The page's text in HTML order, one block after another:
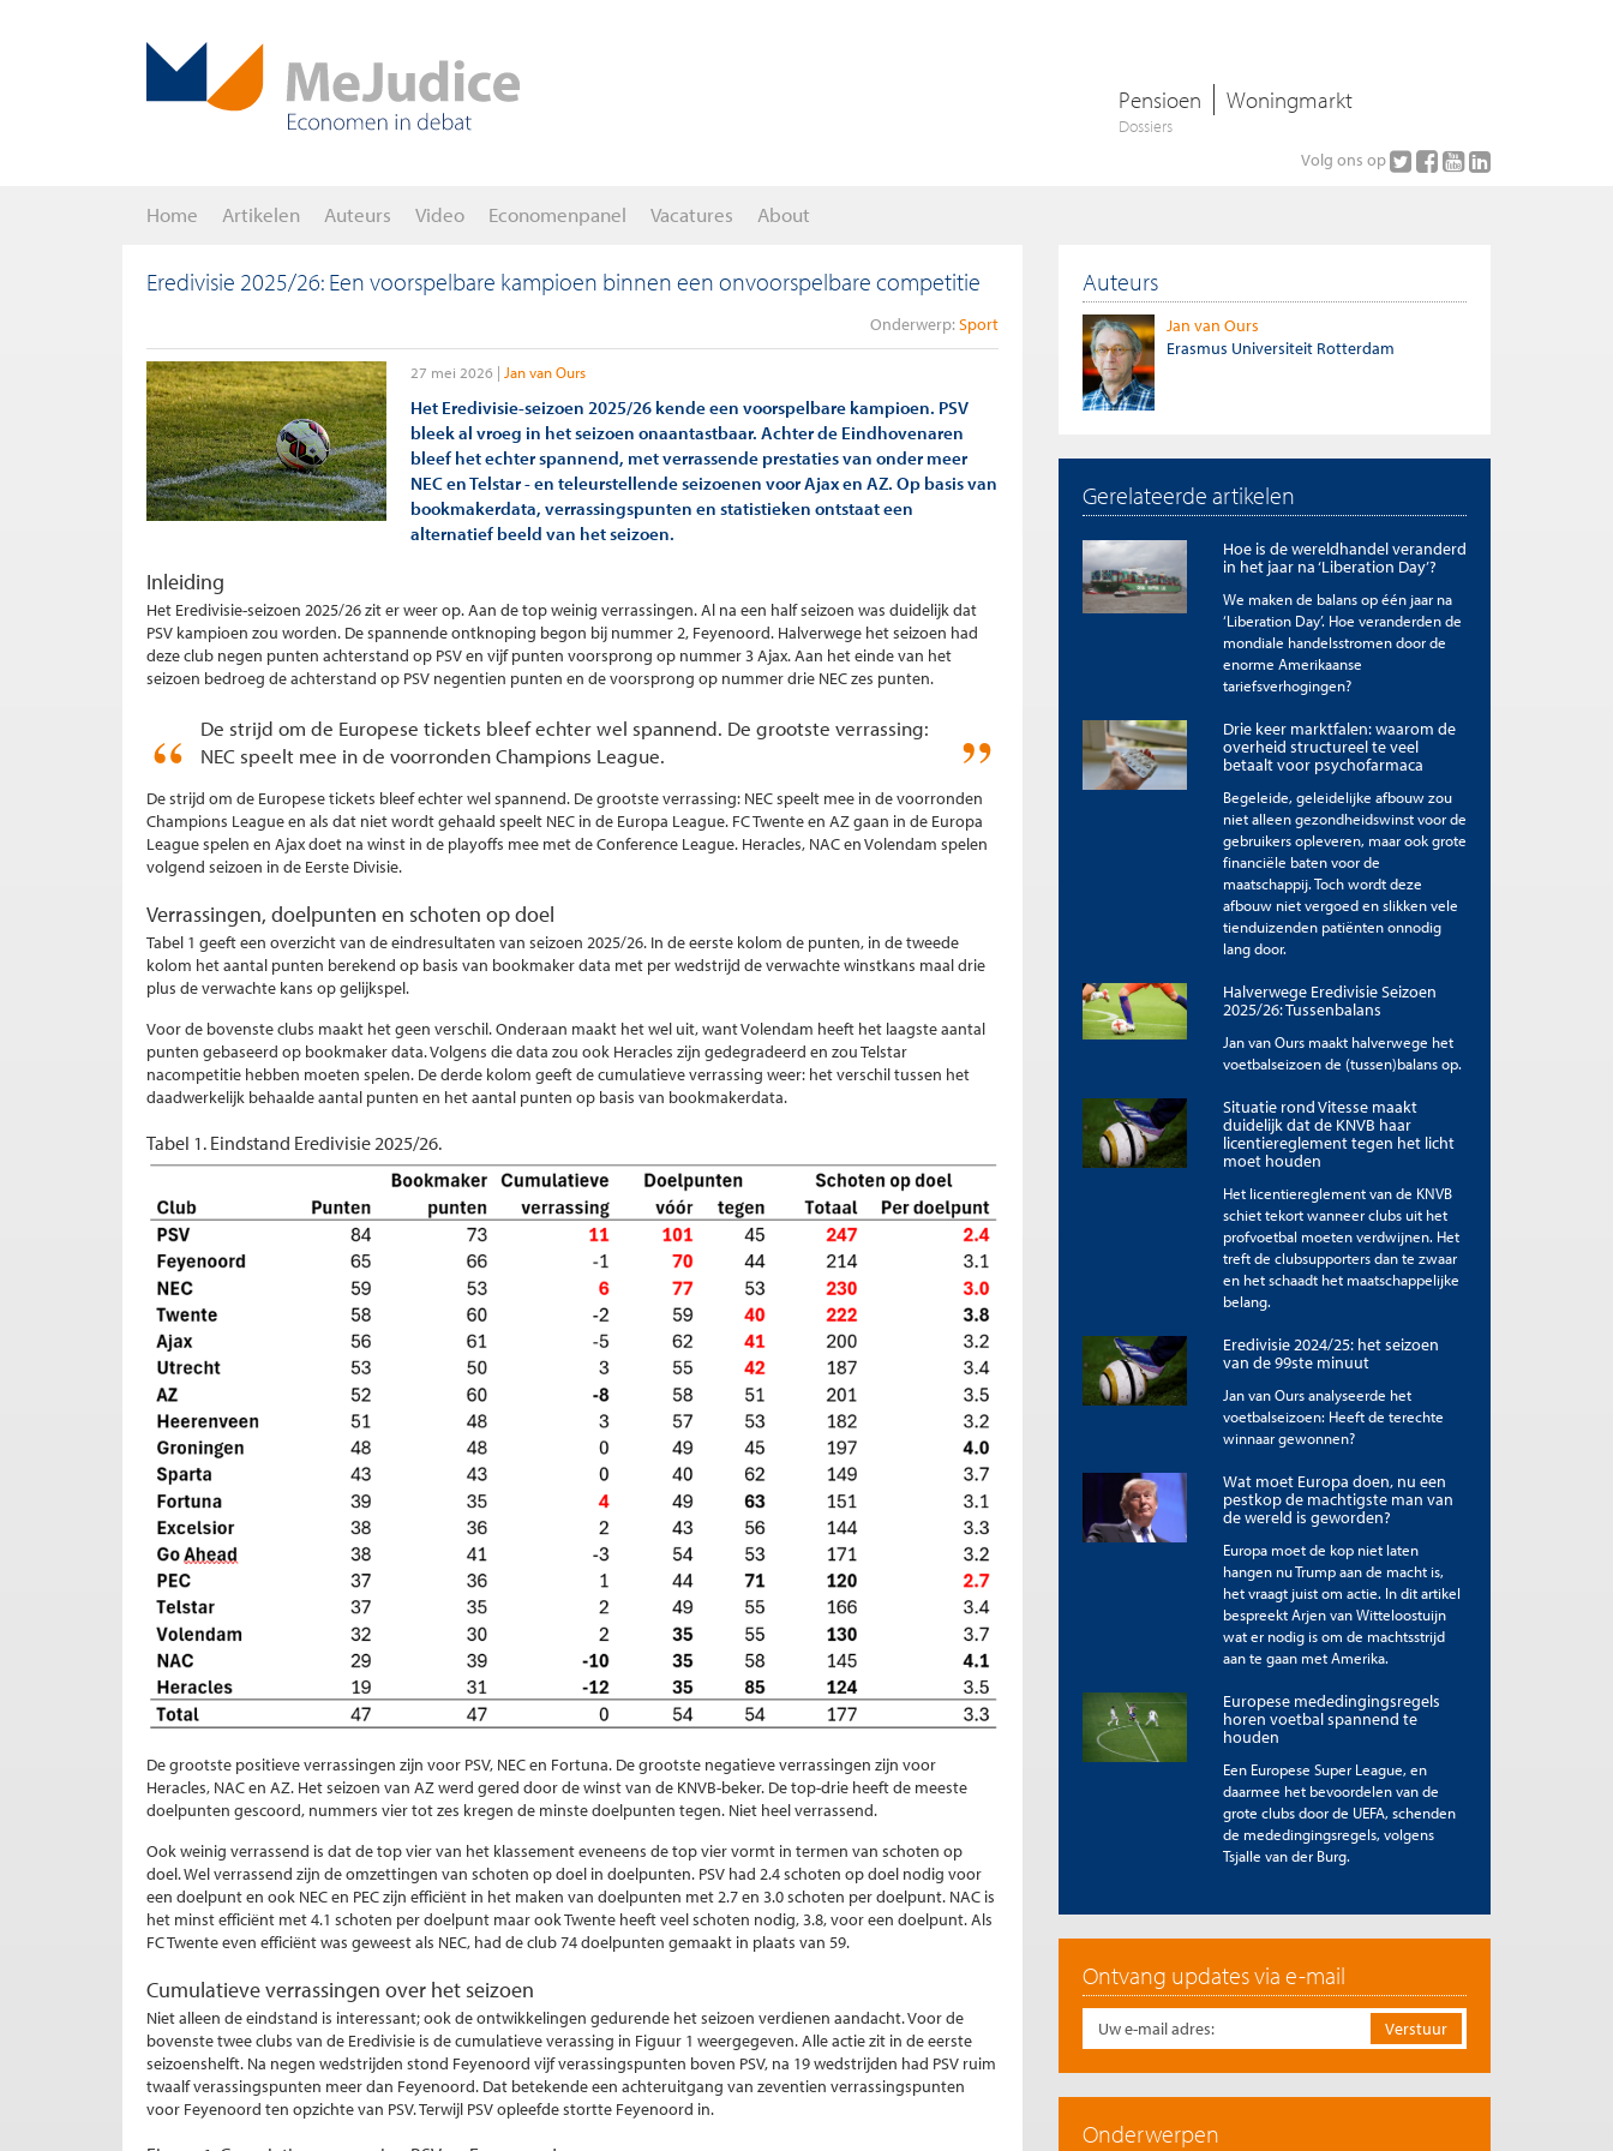
Pensioen Woningmarkt
Dossiers
Volg ons op
Home Artikelen Auteurs Video Economenpanel Vacatures About
Eredivisie 2025/26: Een voorspelbare kampioen binnen een onvoorspelbare competitie
Onderwerp: Sport
27 mei 2026 Jan van Ours
Het Eredivisie-seizoen 2025/26 kende een voorspelbare kampioen. PSV
bleek al vroeg in het seizoen onaantastbaar. Achter de Eindhovenaren
bleef het echter spannend, met verrassende prestaties van onder meer
NEC en Telstar - en teleurstellende seizoenen voor Ajax en AZ. Op basis van
bookmakerdata, verrassingspunten en statistieken ontstaat een
alternatief beeld van het seizoen.
Inleiding
Het Eredivisie-seizoen 2025/26 zit er weer op. Aan de top weinig verrassingen. Al na een half seizoen was duidelijk dat
PSV kampioen zou worden. De spannende ontknoping begon bij nummer 2, Feyenoord. Halverwege het seizoen had
deze club negen punten achterstand op PSV en vijf punten voorsprong op nummer 3 Ajax. Aan het einde van het
seizoen bedroeg de achterstand op PSV negentien punten en de voorsprong op nummer drie NEC zes punten.
De strijd om de Europese tickets bleef echter wel spannend. De grootste verrassing:
NEC speelt mee in de voorronden Champions League.
De strijd om de Europese tickets bleef echter wel spannend. De grootste verrassing: NEC speelt mee in de voorronden
Champions League en als dat niet wordt gehaald speelt NEC in de Europa League. FC Twente en AZ gaan in de Europa
League spelen en Ajax doet na winst in de playoffs mee met de Conference League. Heracles, NAC en Volendam spelen
volgend seizoen in de Eerste Divisie.
Verrassingen, doelpunten en schoten op doel
Tabel 1 geeft een overzicht van de eindresultaten van seizoen 2025/26. In de eerste kolom de punten, in de tweede
kolom het aantal punten berekend op basis van bookmaker data met per wedstrijd de verwachte winstkans maal drie
plus de verwachte kans op gelijkspel.
Voor de bovenste clubs maakt het geen verschil. Onderaan maakt het wel uit, want Volendam heeft het laagste aantal
punten gebaseerd op bookmaker data. Volgens die data zou ook Heracles zijn gedegradeerd en zou Telstar
nacompetitie hebben moeten spelen. De derde kolom geeft de cumulatieve verrassing weer: het verschil tussen het
daadwerkelijk behaalde aantal punten en het aantal punten op basis van bookmakerdata.
Tabel 1. Eindstand Eredivisie 2025/26.
De grootste positieve verrassingen zijn voor PSV, NEC en Fortuna. De grootste negatieve verrassingen zijn voor
Heracles, NAC en AZ. Het seizoen van AZ werd gered door de winst van de KNVB-beker. De top-drie heeft de meeste
doelpunten gescoord, nummers vier tot zes kregen de minste doelpunten tegen. Niet heel verrassend.
Ook weinig verrassend is dat de top vier van het klassement eveneens de top vier vormt in termen van schoten op
doel. Wel verrassend zijn de omzettingen van schoten op doel in doelpunten. PSV had 2.4 schoten op doel nodig voor
een doelpunt en ook NEC en PEC zijn efficiënt in het maken van doelpunten met 2.7 en 3.0 schoten per doelpunt. NAC is
het minst efficiënt met 4.1 schoten per doelpunt maar ook Twente heeft veel schoten nodig, 3.8, voor een doelpunt. Als
FC Twente even efficiënt was geweest als NEC, had de club 74 doelpunten gemaakt in plaats van 59.
Cumulatieve verrassingen over het seizoen
Niet alleen de eindstand is interessant; ook de ontwikkelingen gedurende het seizoen verdienen aandacht. Voor de
bovenste twee clubs van de Eredivisie is de cumulatieve verassing in Figuur 1 weergegeven. Alle actie zit in de eerste
seizoenshelft. Na negen wedstrijden stond Feyenoord vijf verassingspunten boven PSV, na 19 wedstrijden had PSV ruim
twaalf verassingspunten meer dan Feyenoord. Dat betekende een achteruitgang van zeventien verrassingspunten
voor Feyenoord ten opzichte van PSV. Terwijl PSV opleefde stortte Feyenoord in.
Auteurs
Jan van Ours
Erasmus Universiteit Rotterdam
Gerelateerde artikelen
Hoe is de wereldhandel veranderd
in het jaar na ‘Liberation Day’?
We maken de balans op één jaar na
‘Liberation Day’. Hoe veranderden de
mondiale handelsstromen door de
enorme Amerikaanse
tariefsverhogingen?
Drie keer marktfalen: waarom de
overheid structureel te veel
betaalt voor psychofarmaca
Begeleide, geleidelijke afbouw zou
niet alleen gezondheidswinst voor de
gebruikers opleveren, maar ook grote
financiële baten voor de
maatschappij. Toch wordt deze
afbouw niet vergoed en slikken vele
tienduizenden patiënten onnodig
lang door.
Halverwege Eredivisie Seizoen
2025/26: Tussenbalans
Jan van Ours maakt halverwege het
voetbalseizoen de (tussen)balans op.
Situatie rond Vitesse maakt
duidelijk dat de KNVB haar
licentiereglement tegen het licht
moet houden
Het licentiereglement van de KNVB
schiet tekort wanneer clubs uit het
profvoetbal moeten verdwijnen. Het
treft de clubsupporters dan te zwaar
en het schaadt het maatschappelijke
belang.
Eredivisie 2024/25: het seizoen
van de 99ste minuut
Jan van Ours analyseerde het
voetbalseizoen: Heeft de terechte
winnaar gewonnen?
Wat moet Europa doen, nu een
pestkop de machtigste man van
de wereld is geworden?
Europa moet de kop niet laten
hangen nu Trump aan de macht is,
het vraagt juist om actie. In dit artikel
bespreekt Arjen van Witteloostuijn
wat er nodig is om de machtsstrijd
aan te gaan met Amerika.
Europese mededingingsregels
horen voetbal spannend te
houden
Een Europese Super League, en
daarmee het bevoordelen van de
grote clubs door de UEFA, schenden
de mededingingsregels, volgens
Tsjalle van der Burg.
Ontvang updates via e-mail
Onderwerpen